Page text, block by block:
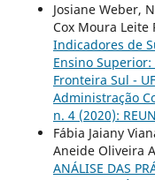
Josiane Weber,
Cox Moura Leite
Indicadores de
Ensino
Fronteira Sul -
Administração
n. 4 (2020):
Fábia Jaiany
Aneide Oliveira
ANÁLISE DAS